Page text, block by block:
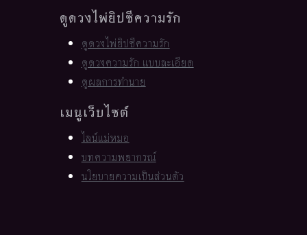
ดูดวงไพ่ยิปซีความรัก
ดูดวงไพ่ยิปซีความรัก
ดูดวงความรัก แบบละเอียด
ดูผลการทำนาย
เมนูเว็บไซต์
ไลน์แม่หมอ
บทความพยากรณ์
นโยบายความเป็นส่วนตัว